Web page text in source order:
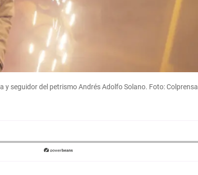
y seguidor del petrismo Andrés Adolfo Solano. Foto: Colprensa